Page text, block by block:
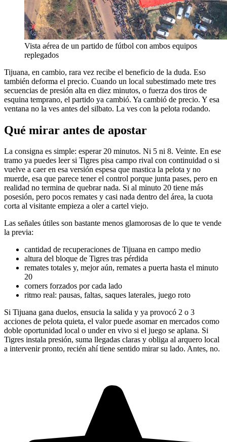
Vista aérea de un partido de fútbol con ambos equipos
replegados
Tijuana, en cambio, rara vez recibe el beneficio de la duda. Eso
también deforma el precio. Cuando un local subestimado mete tres
secuencias de presión alta en diez minutos, o fuerza dos tiros de
esquina temprano, el partido ya cambió. Ya cambió de precio. Y esa
ventana no la ves antes del silbato. La ves con la pelota rodando.
Qué mirar antes de apostar
La consigna es simple: esperar 20 minutos. Ni 5 ni 8. Veinte. En ese
tramo ya puedes leer si Tigres pisa campo rival con continuidad o si
vuelve a caer en esa versión espesa que mastica la pelota y no
muerde, esa que parece tener el control porque junta pases, pero en
realidad no termina de quebrar nada. Si al minuto 20 tiene más
posesión, pero pocos remates y casi nada dentro del área, la cuota
corta al visitante empieza a oler a cartel viejo.
Las señales útiles son bastante menos glamorosas de lo que te vende
la previa:
cantidad de recuperaciones de Tijuana en campo medio
altura del bloque de Tigres tras pérdida
remates totales y, mejor aún, remates a puerta hasta el minuto
20
corners forzados por cada lado
ritmo real: pausas, faltas, saques laterales, juego roto
Si Tijuana gana duelos, ensucia la salida y ya provocó 2 o 3
acciones de pelota quieta, el valor puede asomar en mercados como
doble oportunidad local o under en vivo si el juego se aplana. Si
Tigres instala presión, suma llegadas claras y obliga al arquero local
a intervenir pronto, recién ahí tiene sentido mirar su lado. Antes, no.